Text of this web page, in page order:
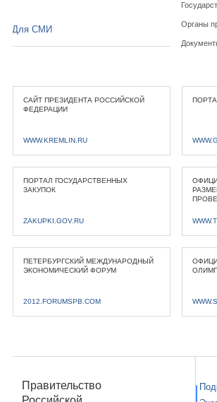
Органы
Для СМИ
САЙТ ПРЕЗИДЕНТА РОССИЙСКОЙ
ФЕДЕРАЦИИ
WWW.KREMLIN.RU
ПОРТАЛ ГОСУДАРСТВЕННЫХ
ЗАКУПОК
ZAKUPKI.GOV.RU
ПЕТЕРБУРГСКИЙ МЕЖДУНАРОДНЫЙ
ЭКОНОМИЧЕСКИЙ ФОРУМ
2012.FORUMSPB.COM
Правительство